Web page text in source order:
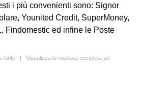
i più convenienti sono: Signor
Younited Credit, SuperMoney,
Findomestic ed infine le Poste
fonte | Visualizza la risposta completa su